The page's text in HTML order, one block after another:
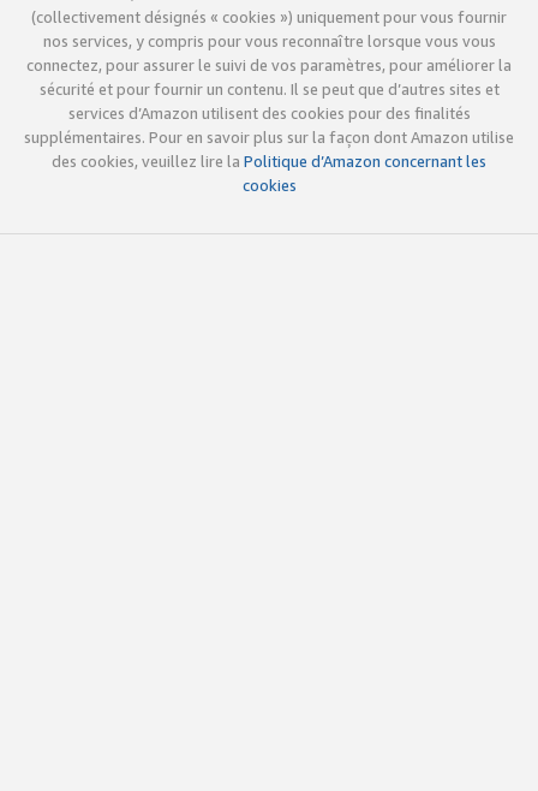
(collectivement désignés « cookies ») uniquement pour vous fournir
nos services, y compris pour vous reconnaître lorsque vous vous
connectez, pour assurer le suivi de vos paramètres, pour améliorer la
sécurité et pour fournir un contenu. Il se peut que d’autres sites et
services d’Amazon utilisent des cookies pour des finalités
supplémentaires. Pour en savoir plus sur la façon dont Amazon utilise
des cookies, veuillez lire la Politique d’Amazon concernant les
cookies